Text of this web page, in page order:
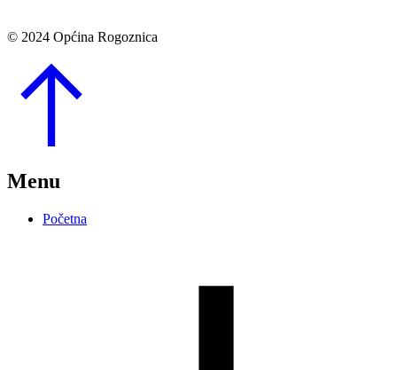
© 2024 Općina Rogoznica
Menu
Početna